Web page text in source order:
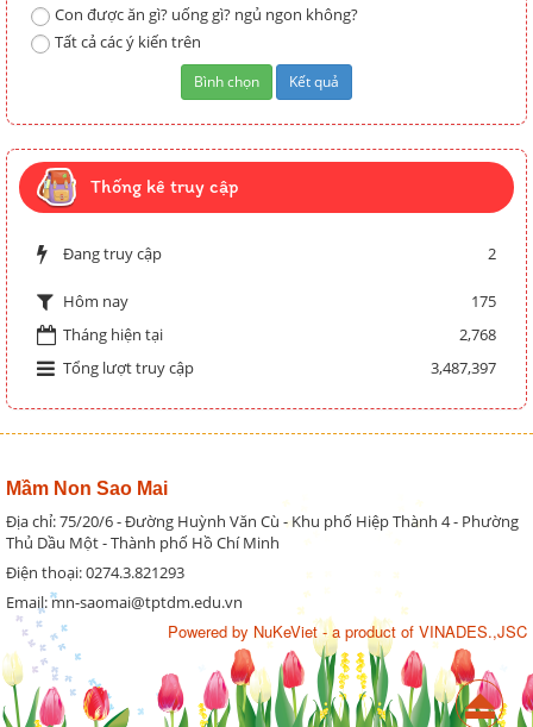
Con được ăn gì? uống gì? ngủ ngon không?
Tất cả các ý kiến trên
Thống kê truy cập
Đang truy cập 2
Hôm nay
175
Tháng hiện tại
2,768
Tổng lượt truy cập
3,487,397
Mầm Non Sao Mai
Địa chỉ: 75/20/6 - Đường Huỳnh Văn Cù - Khu phố Hiệp Thành 4 - Phường
Thủ Dầu Một - Thành phố Hồ Chí Minh
Điện thoại: 0274.3.821293
Email: mn-saomai@tptdm.edu.vn
Powered by NuKeViet - a product of VINADES.,JSC